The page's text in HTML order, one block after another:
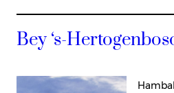
Bey ‘s-